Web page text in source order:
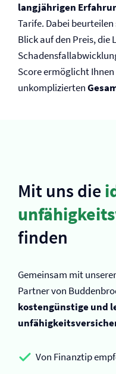
langjährigen
Tarife. Dabei
Blick auf den Preis, die
Score ermöglicht
unkomplizierten
Mit uns die
finden
Gemeinsam mit
Partner von
kostengünstige und
Von Finanztip